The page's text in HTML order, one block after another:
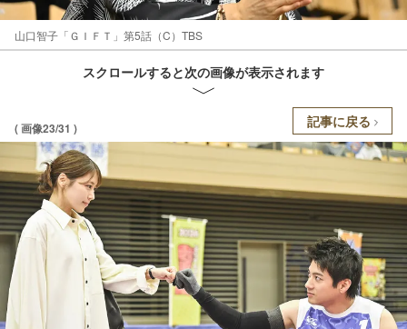
山口智子「ＧＩＦＴ」第5話（C）TBS
スクロールすると次の画像が表示されます
( 画像23/31 ) 記事に戻る